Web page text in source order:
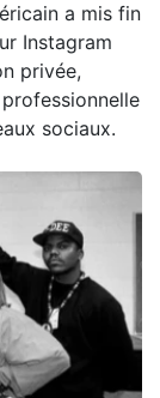
a mis fin
Instagram
privée,
sociaux.